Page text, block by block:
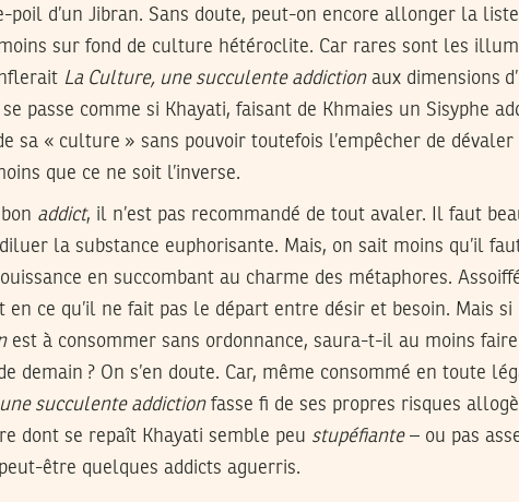
poil d’un Jibran. Sans doute, peut-on encore allonger la
sur fond de culture hétéroclite. Car rares sont les
La Culture, une succulente addictionaux dimensions
passe comme si Khayati, faisant de Khmaies un Sisyphe
sa « culture » sans pouvoir toutefois l’empêcher de dévaler
que ce ne soit l’inverse.
addict, il n’est pas recommandé de tout avaler. Il faut
la substance euphorisante. Mais, on sait moins qu’il
en succombant au charme des métaphores.
en ce qu’il ne fait pas le départ entre désir et besoin. Mais si
est à consommer sans ordonnance, saura-t-il au moins
demain ? On s’en doute. Car, même consommé en toute
succulente addictionfasse fi de ses propres risques
dont se repaît Khayati semble peu stupéfiante– ou pas
être quelques addicts aguerris.